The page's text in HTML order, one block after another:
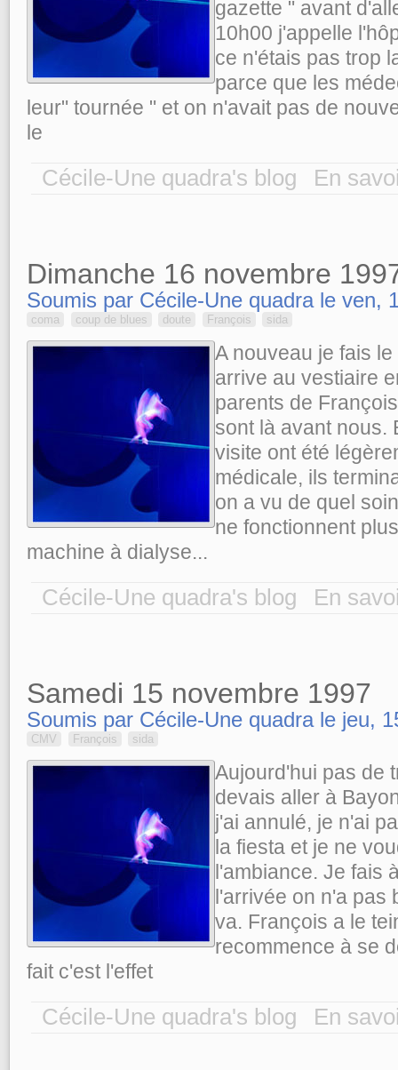
gazette " avant
10h00 j'appelle
ce n'étais pas trop
parce que les
leur" tournée " et on n'avait pas de
le
Cécile-Une quadra's blog En
Dimanche 16 novembre
Soumis par Cécile-Une quadra le ven,
coma coup de blues doute François sida
A nouveau je fais
arrive au vestiaire
parents de
sont là avant nous.
visite ont été
médicale, ils
on a vu de quel
ne fonctionnent
machine à dialyse...
Cécile-Une quadra's blog En
Samedi 15 novembre 1997
Soumis par Cécile-Une quadra le jeu,
CMV François sida
Aujourd'hui pas de
devais aller à
j'ai annulé, je n'ai
la fiesta et je ne
l'ambiance. Je fais
l'arrivée on n'a pas
va. François a le
recommence à se
fait c'est l'effet
Cécile-Une quadra's blog En